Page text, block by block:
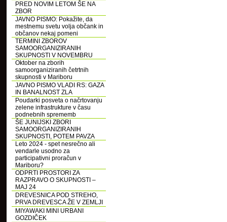
PRED NOVIM LETOM ŠE NA
ZBOR
JAVNO PISMO: Pokažite, da
mestnemu svetu volja občank in
občanov nekaj pomeni
TERMINI ZBOROV
SAMOORGANIZIRANIH
SKUPNOSTI V NOVEMBRU
Oktober na zborih
samoorganiziranih četrtnih
skupnosti v Mariboru
JAVNO PISMO VLADI RS: GAZA
IN BANALNOST ZLA
Poudarki posveta o načrtovanju
zelene infrastrukture v času
podnebnih sprememb
ŠE JUNIJSKI ZBORI
SAMOORGANIZIRANIH
SKUPNOSTI, POTEM PAVZA
Leto 2024 - spet nesrečno ali
vendarle usodno za
participativni proračun v
Mariboru?
ODPRTI PROSTORI ZA
RAZPRAVO O SKUPNOSTI –
MAJ 24
DREVESNICA POD STREHO,
PRVA DREVESCA ŽE V ZEMLJI
MIYAWAKI MINI URBANI
GOZDIČEK